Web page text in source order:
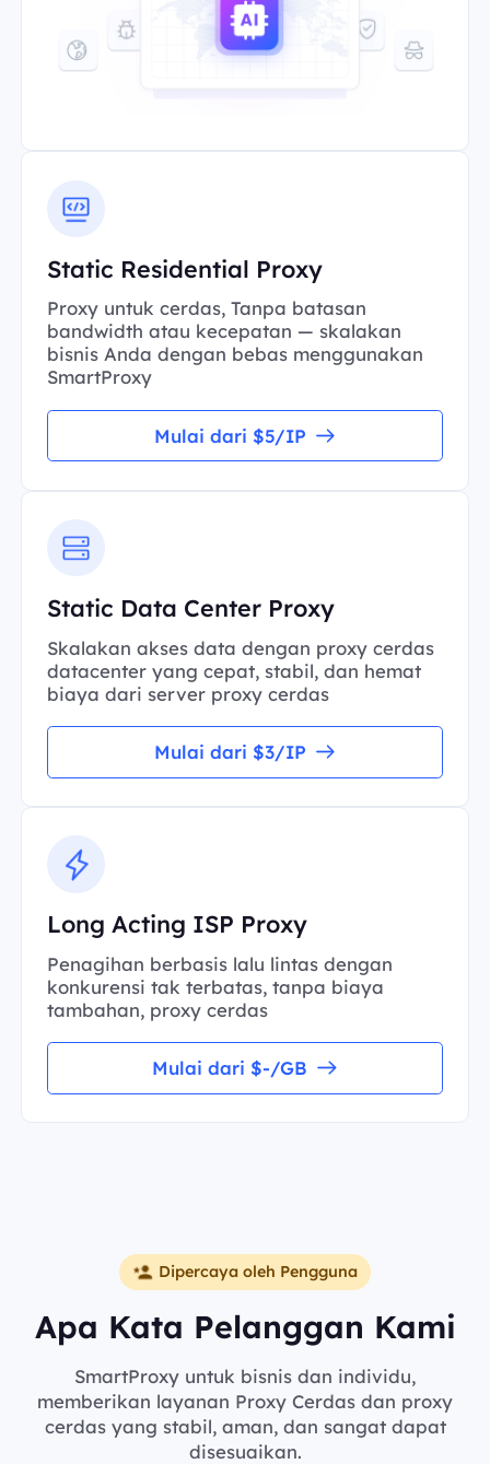
Static Residential Proxy
Proxy untuk cerdas, Tanpa batasan
bandwidth atau kecepatan — skalakan
bisnis Anda dengan bebas menggunakan
SmartProxy
Mulai dari $5/IP
Static Data Center Proxy
Skalakan akses data dengan proxy cerdas
datacenter yang cepat, stabil, dan hemat
biaya dari server proxy cerdas
Mulai dari $3/IP
Long Acting ISP Proxy
Penagihan berbasis lalu lintas dengan
konkurensi tak terbatas, tanpa biaya
tambahan, proxy cerdas
Mulai dari $-/GB
Dipercaya oleh Pengguna
Apa Kata Pelanggan Kami
SmartProxy untuk bisnis dan individu,
memberikan layanan Proxy Cerdas dan proxy
cerdas yang stabil, aman, dan sangat dapat
disesuaikan.